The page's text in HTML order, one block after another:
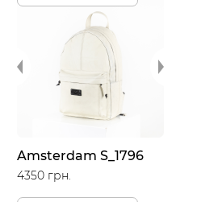
Amsterdam S_1796
4350 грн.